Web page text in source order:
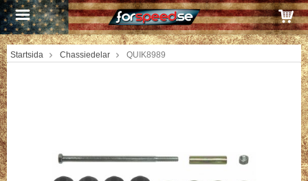
Startsida Chassiedelar QUIK8989